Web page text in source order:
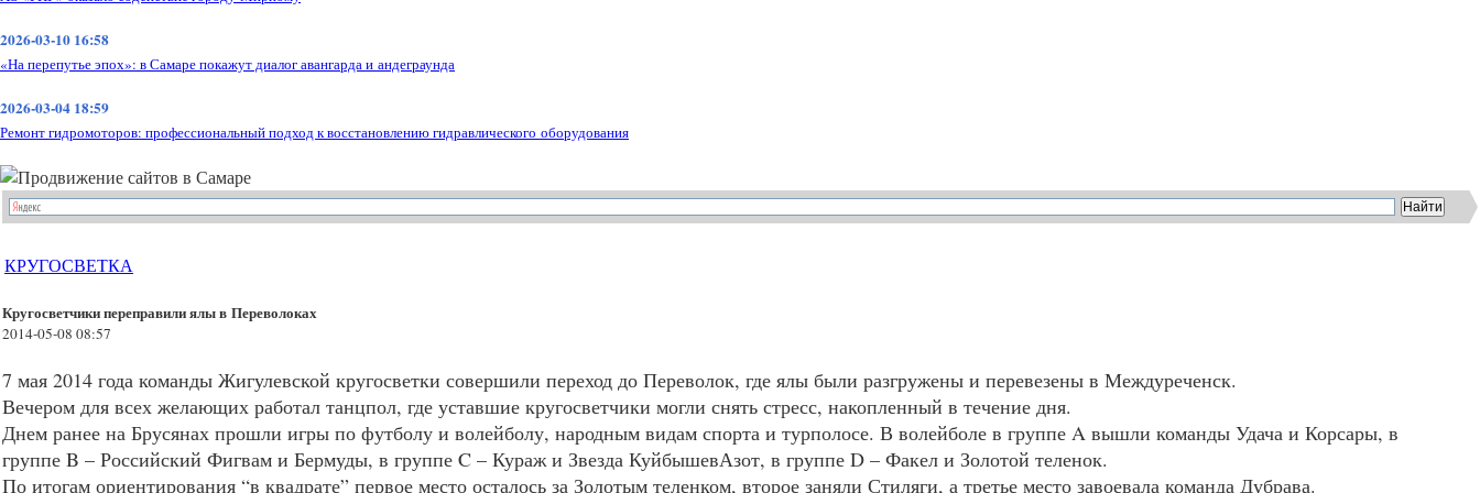
2026-03-10 16:58
«На перепутье эпох»: в Самаре покажут диалог авангарда и андеграунда
2026-03-04 18:59
Ремонт гидромоторов: профессиональный подход к восстановлению гидравлического оборудования
КРУГОСВЕТКА
Кругосветчики переправили ялы в Переволоках
2014-05-08 08:57
7 мая 2014 года команды Жигулевской кругосветки совершили переход до Переволок, где ялы были разгружены и перевезены в Междуреченск.
Вечером для всех желающих работал танцпол, где уставшие кругосветчики могли снять стресс, накопленный в течение дня.
Днем ранее на Брусянах прошли игры по футболу и волейболу, народным видам спорта и турполосе. В волейболе в группе A вышли команды Удача и Корсары, в
группе B – Российский Фигвам и Бермуды, в группе C – Кураж и Звезда КуйбышевАзот, в группе D – Факел и Золотой теленок.
По итогам ориентирования “в квадрате” первое место осталось за Золотым теленком, второе заняли Стиляги, а третье место завоевала команда Дубрава.